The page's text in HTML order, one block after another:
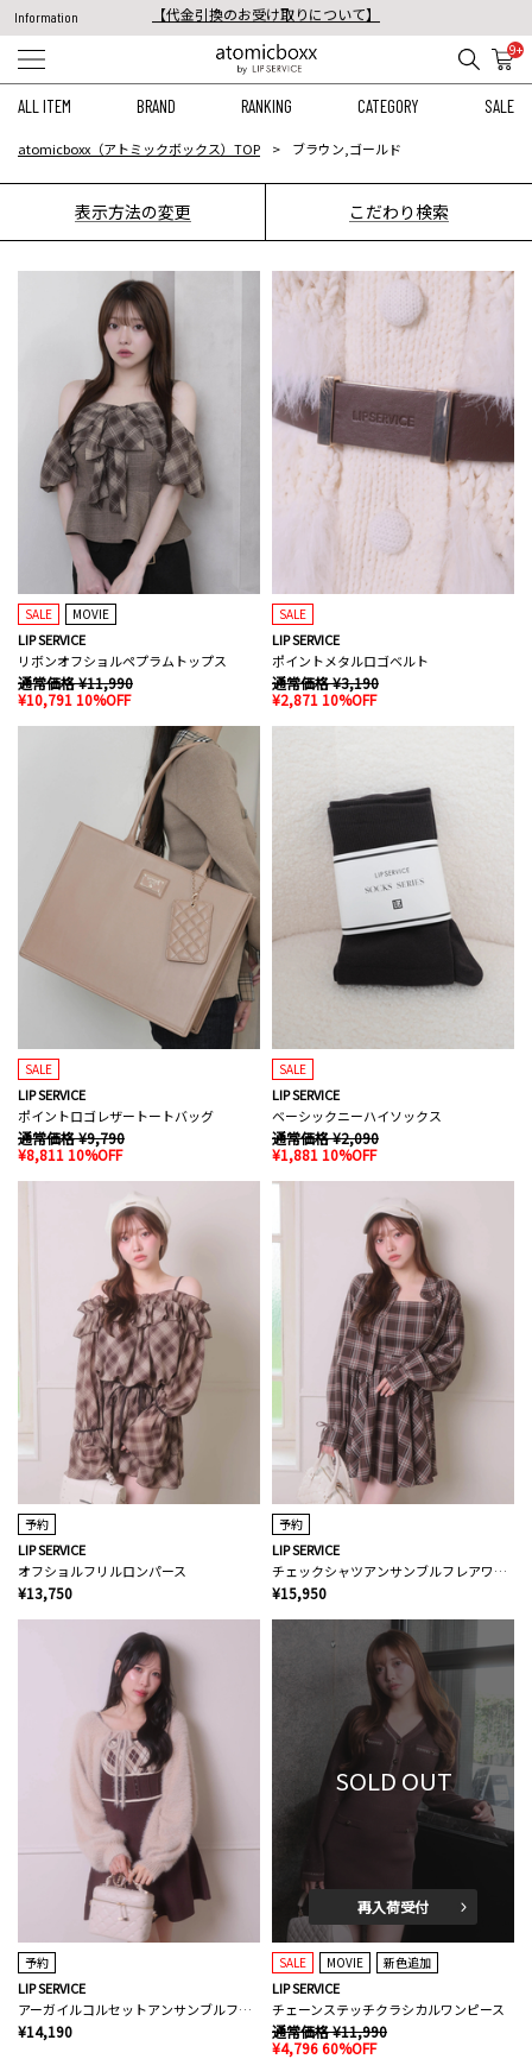
Information
税込11,000円以上のご注文で送料無料！
【重要】予約商品のお支払い方法（代金引換）変更に関するお知らせ
9+
ALL ITEM BRAND RANKING CATEGORY SALE
atomicboxx（アトミックボックス）TOP ブラウン,ゴールド
表示方法の変更 こだわり検索
SALE MOVIE
LIP SERVICE
リボンオフショルペプラムトップス
通常価格 ¥11,990
¥10,791 10%OFF
SALE
LIP SERVICE
ポイントメタルロゴベルト
通常価格 ¥3,190
¥2,871 10%OFF
SALE
LIP SERVICE
ポイントロゴレザートートバッグ
通常価格 ¥9,790
¥8,811 10%OFF
SALE
LIP SERVICE
ベーシックニーハイソックス
通常価格 ¥2,090
¥1,881 10%OFF
予約
LIP SERVICE
オフショルフリルロンパース
¥13,750
予約
LIP SERVICE
チェックシャツアンサンブルフレアワンピース
¥15,950
予約
LIP SERVICE
アーガイルコルセットアンサンブルフレアワンピース
¥14,190
SOLD OUT
再入荷受付
SALE MOVIE 新色追加
LIP SERVICE
チェーンステッチクラシカルワンピース
通常価格 ¥11,990
¥4,796 60%OFF